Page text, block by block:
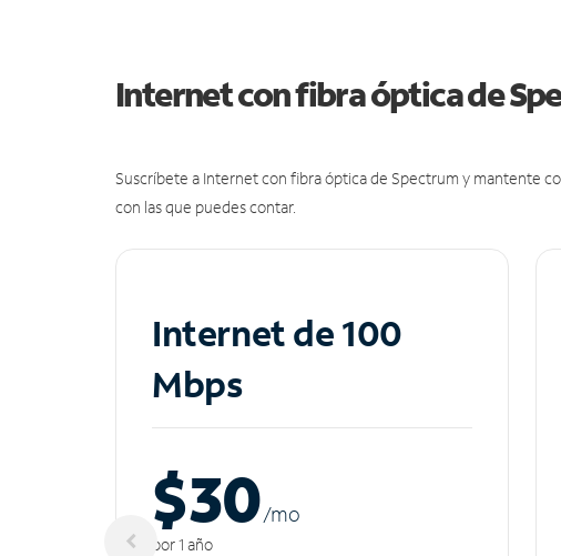
Internet con fibra óptica de
Suscríbete a Internet con fibra óptica de Spectrum y mantente
con las que puedes contar.
Internet de 100
Mbps
$30/mo
por 1 año